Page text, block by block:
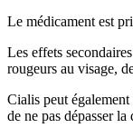
Le médicament est
Les effets
rougeurs au visage,
Cialis peut
de ne pas dépasser